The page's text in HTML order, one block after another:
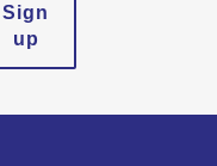
Sign
up